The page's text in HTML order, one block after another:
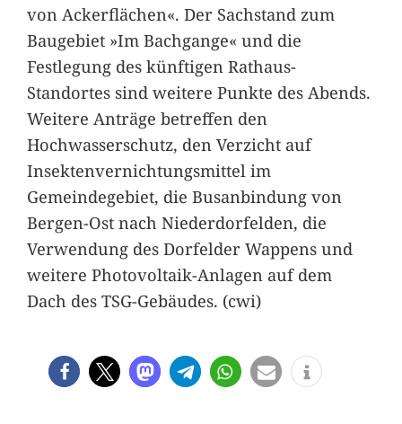
von Ackerflächen«. Der Sachstand zum
Baugebiet »Im Bachgange« und die
Festlegung des künftigen Rathaus-
Standortes sind weitere Punkte des Abends.
Weitere Anträge betreffen den
Hochwasserschutz, den Verzicht auf
Insektenvernichtungsmittel im
Gemeindegebiet, die Busanbindung von
Bergen-Ost nach Niederdorfelden, die
Verwendung des Dorfelder Wappens und
weitere Photovoltaik-Anlagen auf dem
Dach des TSG-Gebäudes. (cwi)